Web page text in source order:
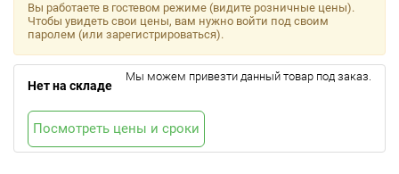
Вы работаете в гостевом режиме (видите розничные цены).
Чтобы увидеть свои цены, вам нужно войти под своим
паролем (или зарегистрироваться).
Нет на складе
Мы можем привезти данный товар под заказ.
Посмотреть цены и сроки